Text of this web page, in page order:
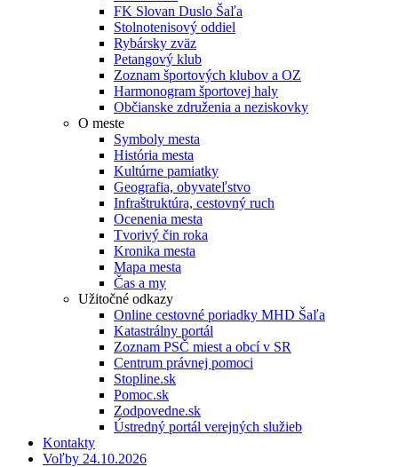
FK Slovan Duslo Šaľa
Stolnotenisový oddiel
Rybársky zväz
Petangový klub
Zoznam športových klubov a OZ
Harmonogram športovej haly
Občianske združenia a neziskovky
O meste
Symboly mesta
História mesta
Kultúrne pamiatky
Geografia, obyvateľstvo
Infraštruktúra, cestovný ruch
Ocenenia mesta
Tvorivý čin roka
Kronika mesta
Mapa mesta
Čas a my
Užitočné odkazy
Online cestovné poriadky MHD Šaľa
Katastrálny portál
Zoznam PSČ miest a obcí v SR
Centrum právnej pomoci
Stopline.sk
Pomoc.sk
Zodpovedne.sk
Ústredný portál verejných služieb
Kontakty
Voľby 24.10.2026